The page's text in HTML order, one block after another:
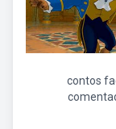
contos